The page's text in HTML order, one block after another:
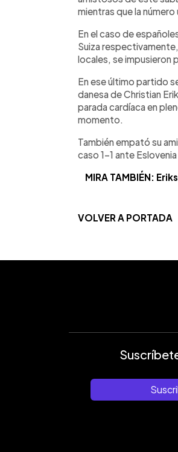
mientras que la
En el caso de
Suiza
locales, se impusieron
En ese último partido
danesa de Christian
parada cardíaca en
momento.
También empató su
caso 1-1 ante
MIRA TAMBIÉN:
VOLVER A PORTADA